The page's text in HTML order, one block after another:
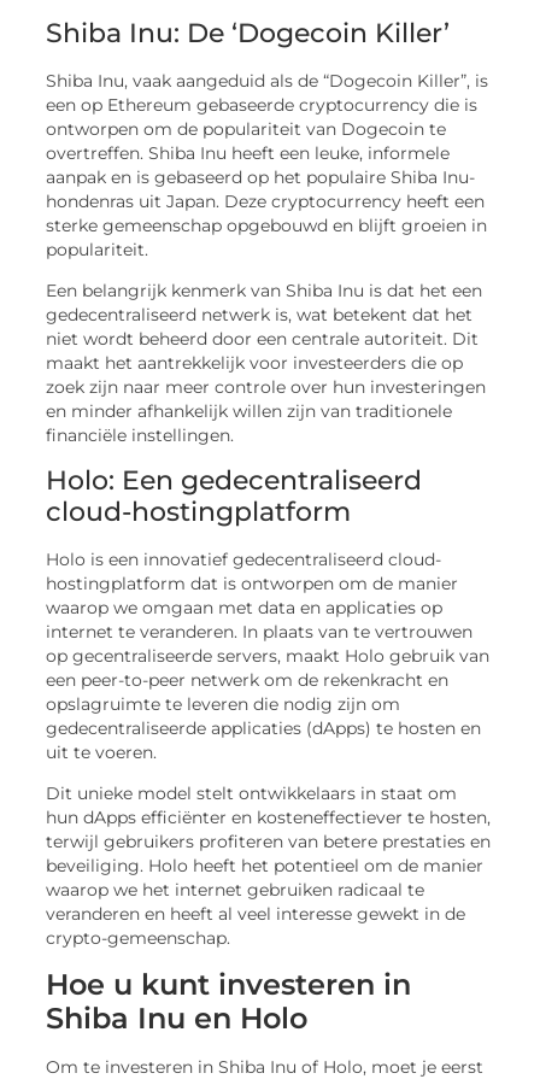
Shiba Inu: De ‘Dogecoin Killer’
Shiba Inu, vaak aangeduid als de “Dogecoin Killer”, is
een op Ethereum gebaseerde cryptocurrency die is
ontworpen om de populariteit van Dogecoin te
overtreffen. Shiba Inu heeft een leuke, informele
aanpak en is gebaseerd op het populaire Shiba Inu-
hondenras uit Japan. Deze cryptocurrency heeft een
sterke gemeenschap opgebouwd en blijft groeien in
populariteit.
Een belangrijk kenmerk van Shiba Inu is dat het een
gedecentraliseerd netwerk is, wat betekent dat het
niet wordt beheerd door een centrale autoriteit. Dit
maakt het aantrekkelijk voor investeerders die op
zoek zijn naar meer controle over hun investeringen
en minder afhankelijk willen zijn van traditionele
financiële instellingen.
Holo: Een gedecentraliseerd
cloud-hostingplatform
Holo is een innovatief gedecentraliseerd cloud-
hostingplatform dat is ontworpen om de manier
waarop we omgaan met data en applicaties op
internet te veranderen. In plaats van te vertrouwen
op gecentraliseerde servers, maakt Holo gebruik van
een peer-to-peer netwerk om de rekenkracht en
opslagruimte te leveren die nodig zijn om
gedecentraliseerde applicaties (dApps) te hosten en
uit te voeren.
Dit unieke model stelt ontwikkelaars in staat om
hun dApps efficiënter en kosteneffectiever te hosten,
terwijl gebruikers profiteren van betere prestaties en
beveiliging. Holo heeft het potentieel om de manier
waarop we het internet gebruiken radicaal te
veranderen en heeft al veel interesse gewekt in de
crypto-gemeenschap.
Hoe u kunt investeren in
Shiba Inu en Holo
Om te investeren in Shiba Inu of Holo, moet je eerst